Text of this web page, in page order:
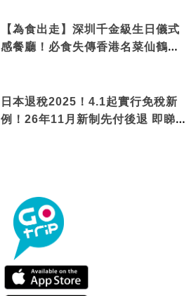
【為食出走】深圳千金級生日儀式
感餐廳！必食失傳香港名菜仙鶴神
日本退稅2025！4.1起實行免稅新
例！26年11月新制先付後退 即睇步